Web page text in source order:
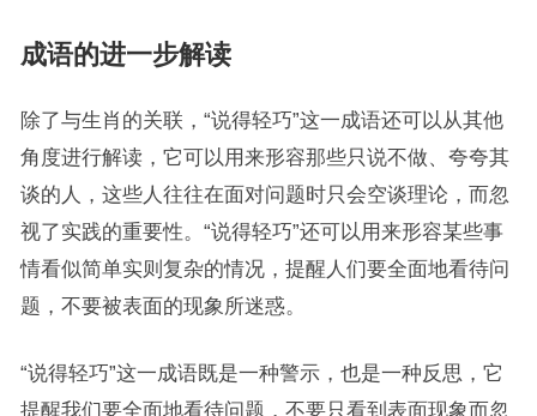
成语的进一步解读
除了与生肖的关联，“说得轻巧”这一成语还可以从其他
角度进行解读，它可以用来形容那些只说不做、夸夸其
谈的人，这些人往往在面对问题时只会空谈理论，而忽
视了实践的重要性。“说得轻巧”还可以用来形容某些事
情看似简单实则复杂的情况，提醒人们要全面地看待问
题，不要被表面的现象所迷惑。
“说得轻巧”这一成语既是一种警示，也是一种反思，它
提醒我们要全面地看待问题，不要只看到表面现象而忽